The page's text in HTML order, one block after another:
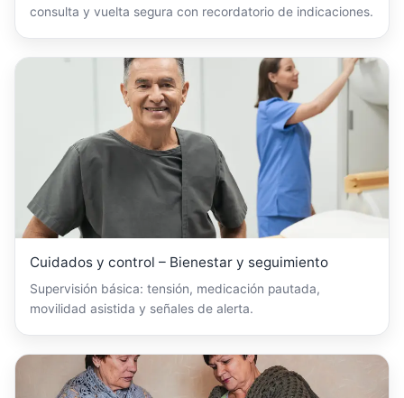
consulta y vuelta segura con recordatorio de indicaciones.
Cuidados y control – Bienestar y seguimiento
Supervisión básica: tensión, medicación pautada,
movilidad asistida y señales de alerta.